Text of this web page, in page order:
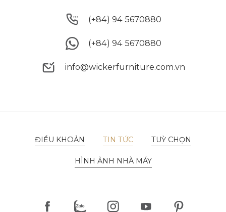
(+84) 94 5670880
(+84) 94 5670880
(+84) 94 5670880
(+84) 94 5670880
info@wickerfurniture.com.vn
ĐIỀU KHOẢN
ĐIỀU KHOẢN
TIN TỨC
TIN TỨC
TUỲ CHỌN
TUỲ CHỌN
HÌNH ẢNH NHÀ MÁY